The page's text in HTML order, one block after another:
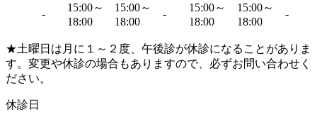
-
15:00～
18:00
15:00～
18:00
-
15:00～
18:00
15:00～
18:00
-
★土曜日は月に１～２度、午後診が休診になることがありま
す。変更や休診の場合もありますので、必ずお問い合わせく
ださい。
休診日